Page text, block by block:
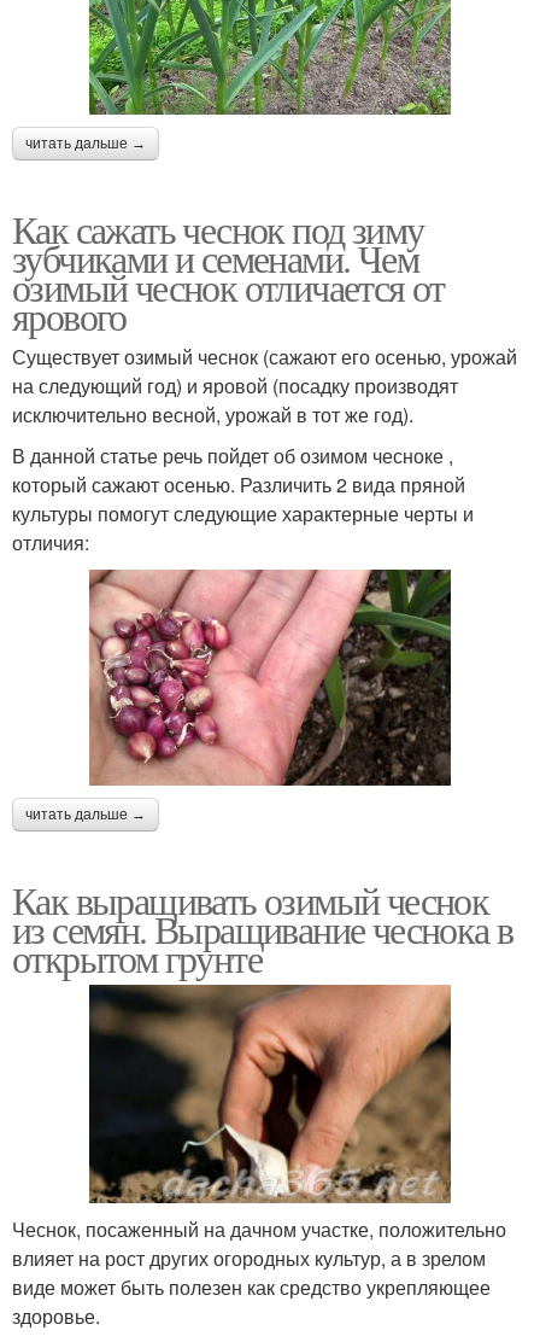
читать дальше →
Как сажать чеснок под зиму
зубчиками и семенами. Чем
озимый чеснок отличается от
ярового
Существует озимый чеснок (сажают его осенью, урожай
на следующий год) и яровой (посадку производят
исключительно весной, урожай в тот же год).
В данной статье речь пойдет об озимом чесноке ,
который сажают осенью. Различить 2 вида пряной
культуры помогут следующие характерные черты и
отличия:
читать дальше →
Как выращивать озимый чеснок
из семян. Выращивание чеснока в
открытом грунте
Чеснок, посаженный на дачном участке, положительно
влияет на рост других огородных культур, а в зрелом
виде может быть полезен как средство укрепляющее
здоровье.